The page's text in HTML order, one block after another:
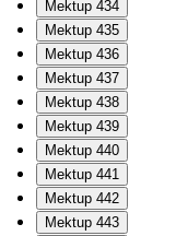
Mektup 434
Mektup 435
Mektup 436
Mektup 437
Mektup 438
Mektup 439
Mektup 440
Mektup 441
Mektup 442
Mektup 443